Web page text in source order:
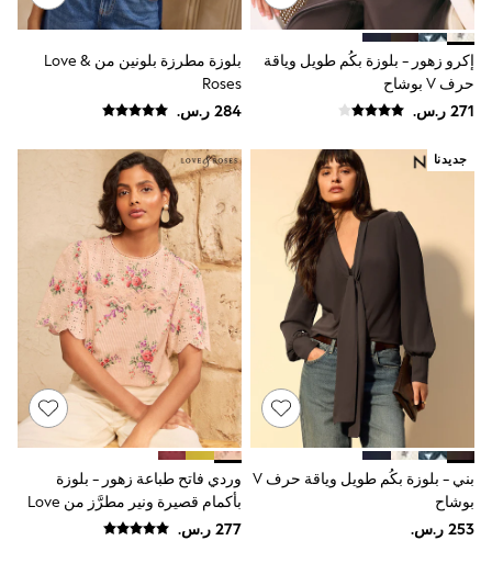
Leggings
Shorts
Joggers
adidas
Nike
Shop All
Coats & Jackets
Bags & Accessories
Shirts
Polo Shirts
Shop all
Shoes
Coats & Jackets
Polo Shirts
Blue
Black
White
Grey
Green
Red
All Branded Schoolwear
adidas
إكرو زهور - بلوزة بكُم طويل وياقة
حرف V بوشاح
بلوزة مطرزة بلونين من Love &
Roses
جديدنا
بني - بلوزة بكُم طويل وياقة حرف V
بوشاح
وردي فاتح طباعة زهور - بلوزة
بأكمام قصيرة ونير مطرَّز من Love
& Roses